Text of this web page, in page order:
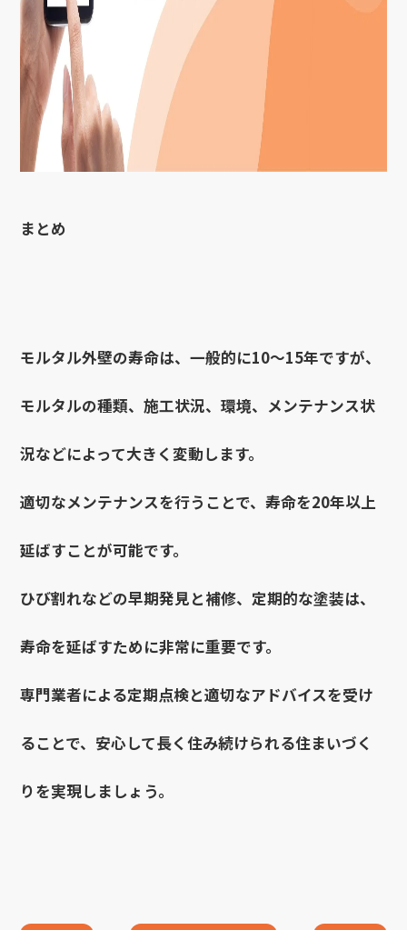
まとめ
モルタル外壁の寿命は、一般的に10～15年ですが、
モルタルの種類、施工状況、環境、メンテナンス状
況などによって大きく変動します。
適切なメンテナンスを行うことで、寿命を20年以上
延ばすことが可能です。
ひび割れなどの早期発見と補修、定期的な塗装は、
寿命を延ばすために非常に重要です。
専門業者による定期点検と適切なアドバイスを受け
ることで、安心して長く住み続けられる住まいづく
りを実現しましょう。